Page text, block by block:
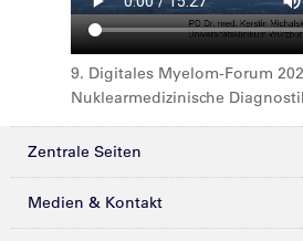
9. Digitales Myelom-Forum
Nuklearmedizinische
Zentrale Seiten
Kliniken & Zentren
Medien & Kontakt